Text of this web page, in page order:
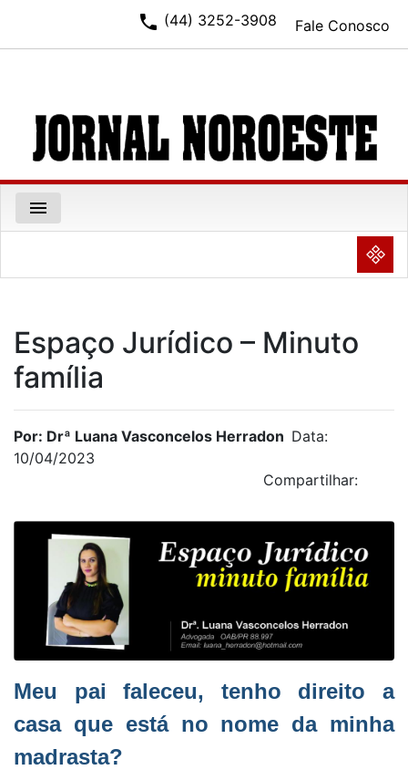
Fale Conosco
phone (44) 3252-3908
menu
NULL
Espaço Jurídico – Minuto
família
Por: Drª Luana Vasconcelos Herradon Data:
10/04/2023
Compartilhar:
Meu pai faleceu, tenho direito a
casa que está no nome da minha
madrasta?